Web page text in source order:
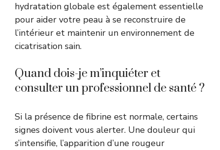
hydratation globale est également essentielle
pour aider votre peau à se reconstruire de
l’intérieur et maintenir un environnement de
cicatrisation sain.
Quand dois-je m’inquiéter et
consulter un professionnel de santé ?
Si la présence de fibrine est normale, certains
signes doivent vous alerter. Une douleur qui
s’intensifie, l’apparition d’une rougeur